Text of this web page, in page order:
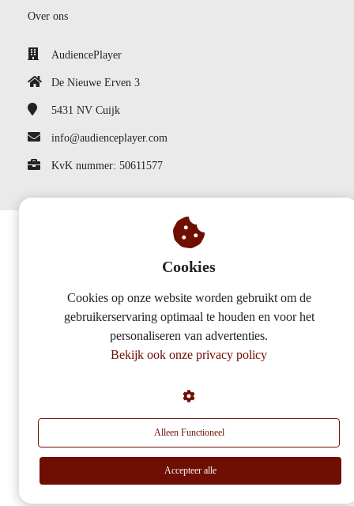
Over ons
AudiencePlayer
De Nieuwe Erven 3
5431 NV Cuijk
info@audienceplayer.com
KvK nummer: 50611577
Cookies
Cookies op onze website worden gebruikt om de
gebruikerservaring optimaal te houden en voor het
personaliseren van advertenties.
Bekijk ook onze privacy policy
Alleen Functioneel
Accepteer alle